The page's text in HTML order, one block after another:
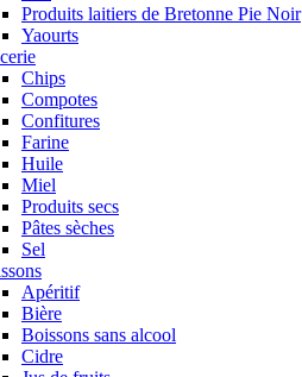
Produits laitiers de Bretonne Pie Noir
Yaourts
Chips
Compotes
Confitures
Farine
Huile
Miel
Produits secs
Pâtes sèches
Sel
Apéritif
Bière
Boissons sans alcool
Cidre